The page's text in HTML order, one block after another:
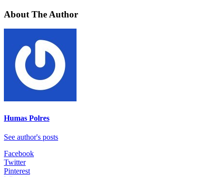
About The Author
Humas Polres
See author's posts
Facebook
Twitter
Pinterest